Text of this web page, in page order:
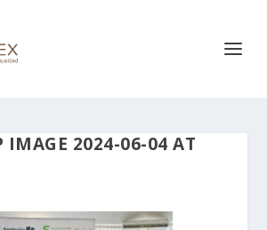
IMAGE 2024-06-04 AT